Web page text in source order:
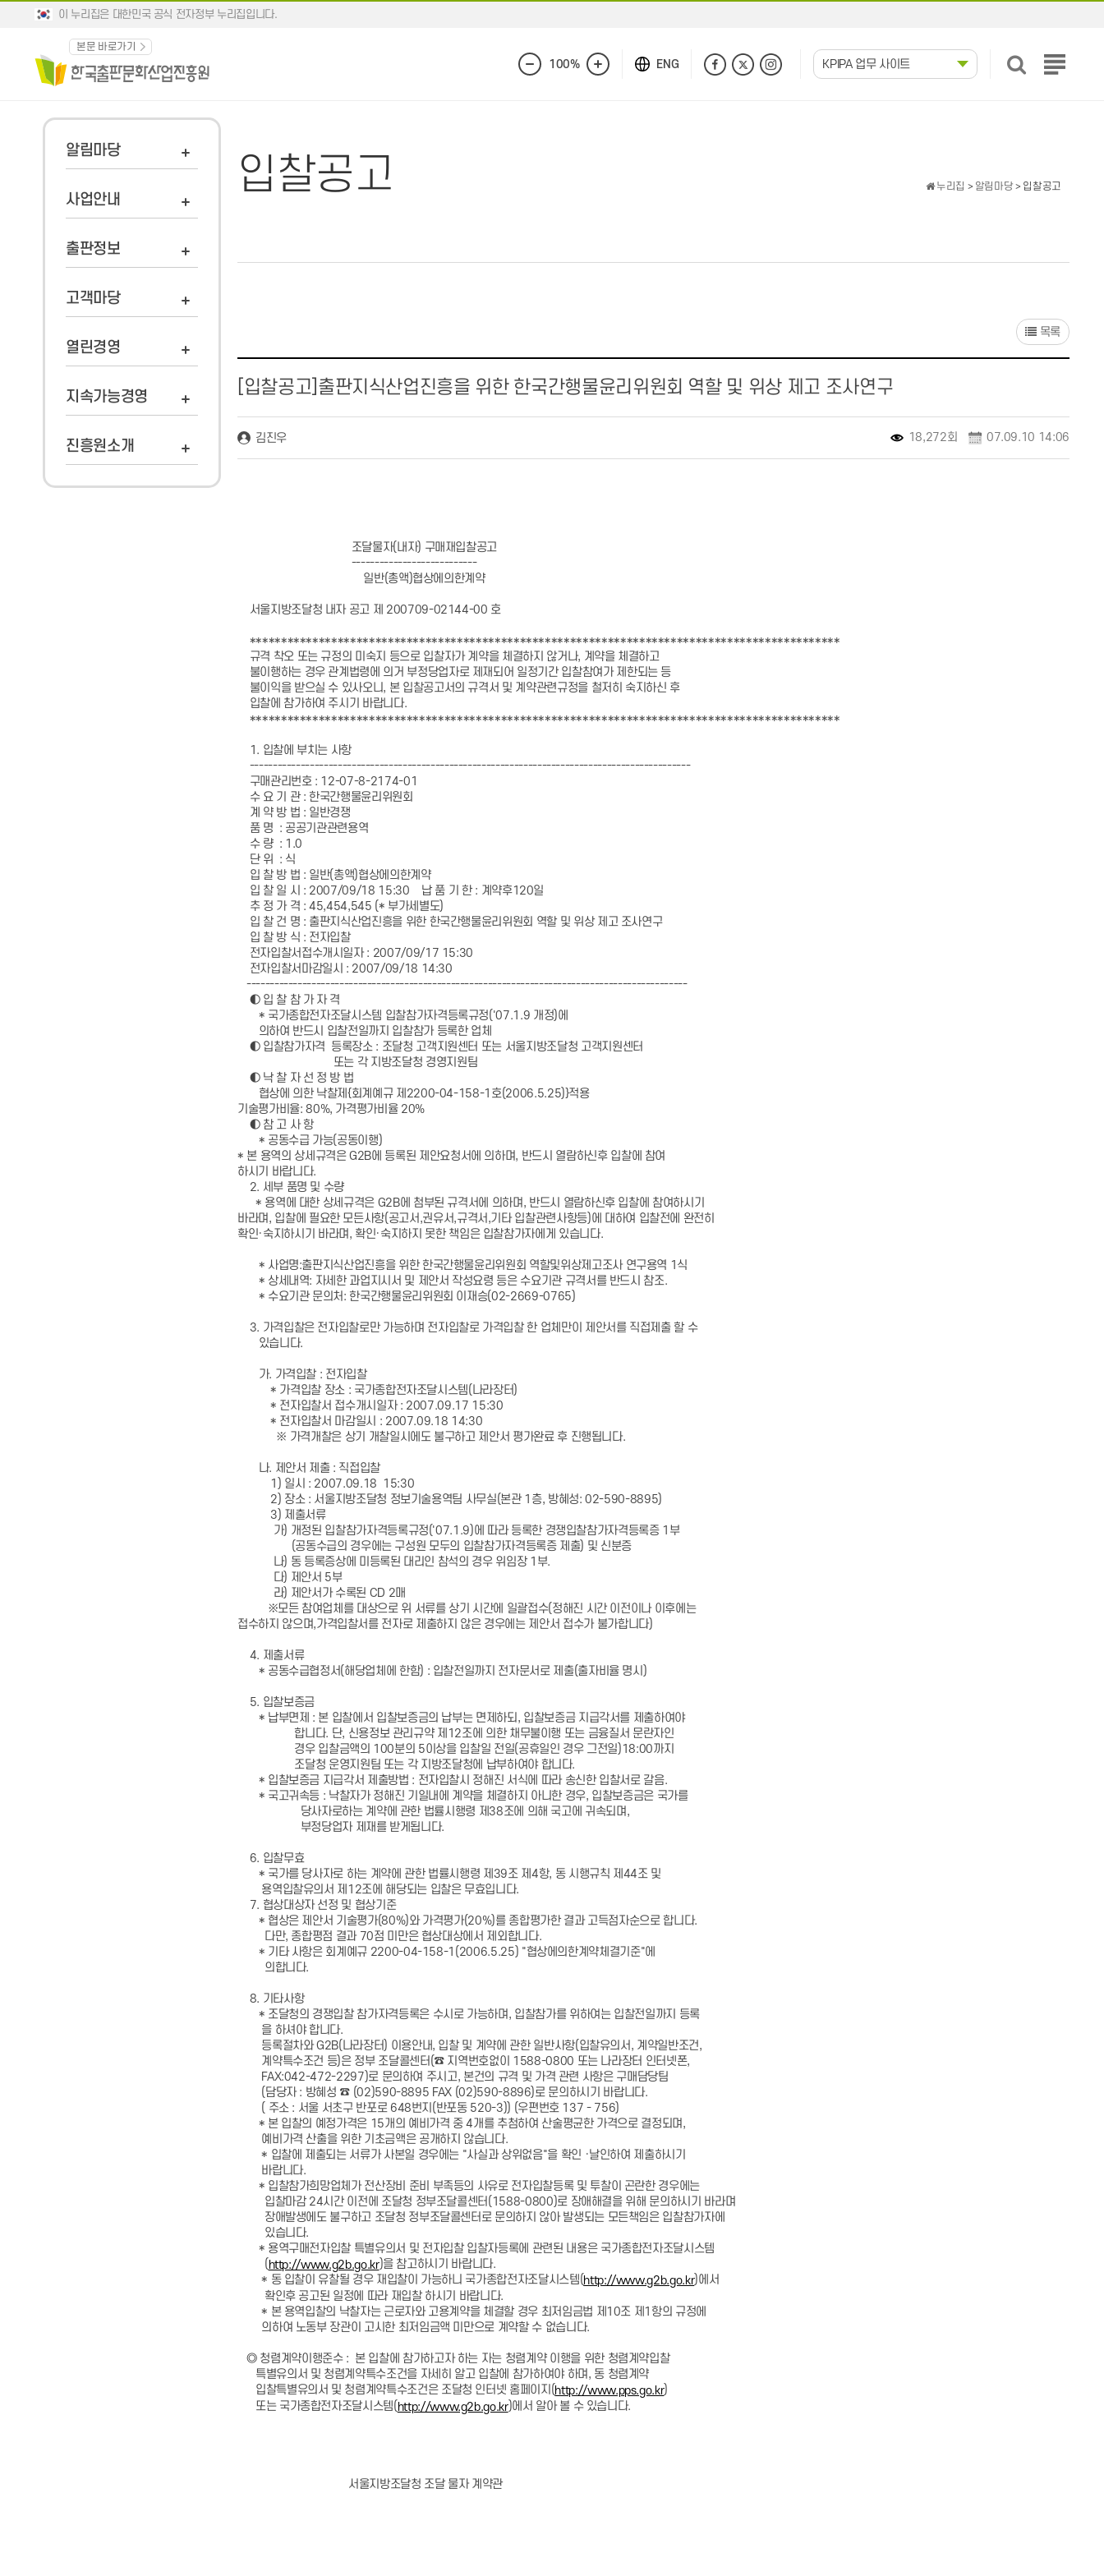
이 누리집은 대한민국 공식 전자정부 누리집입니다.
본문 바로가기
화
100%
화
ENG KPIPA 업무 사이트
전
알림마당
사업안내
출판정보
고객마당
열린경영
지속가능경영
진흥원소개
입찰공고 누리집 > 알림마당 > 입찰공고
목록
[입찰공고]출판지식산업진흥을 위한 한국간행물윤리위원회 역할 및 위상 제고 조사연구
김진우 18,272회 07.09.10 14:06
조달물자(내자) 구매재입찰공고
---------------------------
일반(총액)협상에의한계약
서울지방조달청 내자 공고 제 200709-02144-00 호
**********************************************************************************************
규격 착오 또는 규정의 미숙지 등으로 입찰자가 계약을 체결하지 않거나, 계약을 체결하고
불이행하는 경우 관계법령에 의거 부정당업자로 제재되어 일정기간 입찰참여가 제한되는 등
불이익을 받으실 수 있사오니, 본 입찰공고서의 규격서 및 계약관련규정을 철저히 숙지하신 후
입찰에 참가하여 주시기 바랍니다.
**********************************************************************************************
1. 입찰에 부치는 사항
-----------------------------------------------------------------------------------------------
구매관리번호 : 12-07-8-2174-01
수 요 기 관 : 한국간행물윤리위원회
계 약 방 법 : 일반경쟁
품 명 : 공공기관관련용역
수 량 : 1.0
단 위 : 식
입 찰 방 법 : 일반(총액)협상에의한계약
입 찰 일 시 : 2007/09/18 15:30 납 품 기 한 : 계약후120일
추 정 가 격 : 45,454,545 (* 부가세별도)
입 찰 건 명 : 출판지식산업진흥을 위한 한국간행물윤리위원회 역할 및 위상 제고 조사연구
입 찰 방 식 : 전자입찰
전자입찰서접수개시일자 : 2007/09/17 15:30
전자입찰서마감일시 : 2007/09/18 14:30
-----------------------------------------------------------------------------------------------
◐ 입 찰 참 가 자 격
* 국가종합전자조달시스템 입찰참가자격등록규정('07.1.9 개정)에
의하여 반드시 입찰전일까지 입찰참가 등록한 업체
◐ 입찰참가자격 등록장소 : 조달청 고객지원센터 또는 서울지방조달청 고객지원센터
또는 각 지방조달청 경영지원팀
◐ 낙 찰 자 선 정 방 법
협상에 의한 낙찰제{회계예규 제2200-04-158-1호(2006.5.25)}적용
기술평가비율: 80%, 가격평가비율 20%
◐ 참 고 사 항
* 공동수급 가능(공동이행)
* 본 용역의 상세규격은 G2B에 등록된 제안요청서에 의하며, 반드시 열람하신후 입찰에 참여
하시기 바랍니다.
2. 세부 품명 및 수량
* 용역에 대한 상세규격은 G2B에 첨부된 규격서에 의하며, 반드시 열람하신후 입찰에 참여하시기
바라며, 입찰에 필요한 모든사항(공고서,권유서,규격서,기타 입찰관련사항등)에 대하여 입찰전에 완전히
확인·숙지하시기 바라며, 확인·숙지하지 못한 책임은 입찰참가자에게 있습니다.
* 사업명:출판지식산업진흥을 위한 한국간행물윤리위원회 역할및위상제고조사 연구용역 1식
* 상세내역: 자세한 과업지시서 및 제안서 작성요령 등은 수요기관 규격서를 반드시 참조.
* 수요기관 문의처: 한국간행물윤리위원회 이재승(02-2669-0765)
3. 가격입찰은 전자입찰로만 가능하며 전자입찰로 가격입찰 한 업체만이 제안서를 직접제출 할 수
있습니다.
가. 가격입찰 : 전자입찰
* 가격입찰 장소 : 국가종합전자조달시스템(나라장터)
* 전자입찰서 접수개시일자 : 2007.09.17 15:30
* 전자입찰서 마감일시 : 2007.09.18 14:30
※ 가격개찰은 상기 개찰일시에도 불구하고 제안서 평가완료 후 진행됩니다.
나. 제안서 제출 : 직접입찰
1) 일시 : 2007.09.18 15:30
2) 장소 : 서울지방조달청 정보기술용역팀 사무실(본관 1층, 방혜성: 02-590-8895)
3) 제출서류
가) 개정된 입찰참가자격등록규정('07.1.9)에 따라 등록한 경쟁입찰참가자격등록증 1부
(공동수급의 경우에는 구성원 모두의 입찰참가자격등록증 제출) 및 신분증
나) 동 등록증상에 미등록된 대리인 참석의 경우 위임장 1부.
다) 제안서 5부
라) 제안서가 수록된 CD 2매
※모든 참여업체를 대상으로 위 서류를 상기 시간에 일괄접수(정해진 시간 이전이나 이후에는
접수하지 않으며,가격입찰서를 전자로 제출하지 않은 경우에는 제안서 접수가 불가합니다)
4. 제출서류
* 공동수급협정서(해당업체에 한함) : 입찰전일까지 전자문서로 제출(출자비율 명시)
5. 입찰보증금
* 납부면제 : 본 입찰에서 입찰보증금의 납부는 면제하되, 입찰보증금 지급각서를 제출하여야
합니다. 단, 신용정보 관리규약 제12조에 의한 채무불이행 또는 금융질서 문란자인
경우 입찰금액의 100분의 5이상을 입찰일 전일(공휴일인 경우 그전일)18:00까지
조달청 운영지원팀 또는 각 지방조달청에 납부하여야 합니다.
* 입찰보증금 지급각서 제출방법 : 전자입찰시 정해진 서식에 따라 송신한 입찰서로 갈음.
* 국고귀속등 : 낙찰자가 정해진 기일내에 계약을 체결하지 아니한 경우, 입찰보증금은 국가를
당사자로하는 계약에 관한 법률시행령 제38조에 의해 국고에 귀속되며,
부정당업자 제재를 받게됩니다.
6. 입찰무효
* 국가를 당사자로 하는 계약에 관한 법률시행령 제39조 제4항, 동 시행규칙 제44조 및
용역입찰유의서 제12조에 해당되는 입찰은 무효입니다.
7. 협상대상자 선정 및 협상기준
* 협상은 제안서 기술평가(80%)와 가격평가(20%)를 종합평가한 결과 고득점자순으로 합니다.
다만, 종합평점 결과 70점 미만은 협상대상에서 제외합니다.
* 기타 사항은 회계예규 2200-04-158-1(2006.5.25) "협상에의한계약체결기준"에
의합니다.
8. 기타사항
* 조달청의 경쟁입찰 참가자격등록은 수시로 가능하며, 입찰참가를 위하여는 입찰전일까지 등록
을 하셔야 합니다.
등록절차와 G2B(나라장터) 이용안내, 입찰 및 계약에 관한 일반사항(입찰유의서, 계약일반조건,
계약특수조건 등)은 정부 조달콜센터(☎ 지역번호없이 1588-0800 또는 나라장터 인터넷폰,
FAX:042-472-2297)로 문의하여 주시고, 본건의 규격 및 가격 관련 사항은 구매담당팀
(담당자 : 방혜성 ☎ (02)590-8895 FAX (02)590-8896)로 문의하시기 바랍니다.
( 주소 : 서울 서초구 반포로 648번지(반포동 520-3)) (우편번호 137 - 756)
* 본 입찰의 예정가격은 15개의 예비가격 중 4개를 추첨하여 산술평균한 가격으로 결정되며,
예비가격 산출을 위한 기초금액은 공개하지 않습니다.
* 입찰에 제출되는 서류가 사본일 경우에는 "사실과 상위없음"을 확인 ·날인하여 제출하시기
바랍니다.
* 입찰참가희망업체가 전산장비 준비 부족등의 사유로 전자입찰등록 및 투찰이 곤란한 경우에는
입찰마감 24시간 이전에 조달청 정부조달콜센터(1588-0800)로 장애해결을 위해 문의하시기 바라며
장애발생에도 불구하고 조달청 정부조달콜센터로 문의하지 않아 발생되는 모든책임은 입찰참가자에
있습니다.
* 용역구매전자입찰 특별유의서 및 전자입찰 입찰자등록에 관련된 내용은 국가종합전자조달시스템
(http://www.g2b.go.kr)을 참고하시기 바랍니다.
* 동 입찰이 유찰될 경우 재입찰이 가능하니 국가종합전자조달시스템(http://www.g2b.go.kr)에서
확인후 공고된 일정에 따라 재입찰 하시기 바랍니다.
* 본 용역입찰의 낙찰자는 근로자와 고용계약을 체결할 경우 최저임금법 제10조 제1항의 규정에
의하여 노동부 장관이 고시한 최저임금액 미만으로 계약할 수 없습니다.
◎ 청렴계약이행준수 : 본 입찰에 참가하고자 하는 자는 청렴계약 이행을 위한 청렴계약입찰
특별유의서 및 청렴계약특수조건을 자세히 알고 입찰에 참가하여야 하며, 동 청렴계약
입찰특별유의서 및 청렴계약특수조건은 조달청 인터넷 홈페이지(http://www.pps.go.kr)
또는 국가종합전자조달시스템(http://www.g2b.go.kr)에서 알아 볼 수 있습니다.
서울지방조달청 조달 물자 계약관